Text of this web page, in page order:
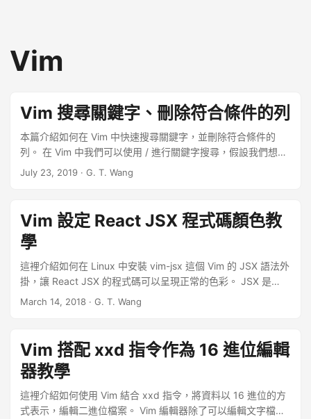
Vim
Vim 搜尋關鍵字、刪除符合條件的列
本篇介紹如何在 Vim 中快速搜尋關鍵字，並刪除符合條件的
列。 在 Vim 中我們可以使用 / 進行關鍵字搜尋，假設我們想要
在檔案中搜尋「中油」兩個字，則可輸入： ...
July 23, 2019 · G. T. Wang
Vim 設定 React JSX 程式碼顏色教
學
這裡介紹如何在 Linux 中安裝 vim-jsx 這個 Vim 的 JSX 語法外
掛，讓 React JSX 的程式碼可以呈現正常的色彩。 JSX 是
React 所新創的 JavaScript 擴充語言，比傳統的 JavaScript
March 14, 2018 · G. T. Wang
Vim 搭配 xxd 指令作為 16 進位編輯
器教學
這裡介紹如何使用 Vim 結合 xxd 指令，將資料以 16 進位的方
式表示，編輯二進位檔案。 Vim 編輯器除了可以編輯文字檔之